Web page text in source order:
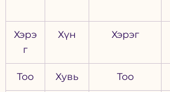
Хэрэ
г
Хүн Хэрэг
Тоо Хувь Тоо